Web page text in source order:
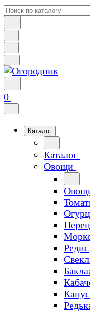
0
Каталог
Каталог
Овощи
Перец
Редис